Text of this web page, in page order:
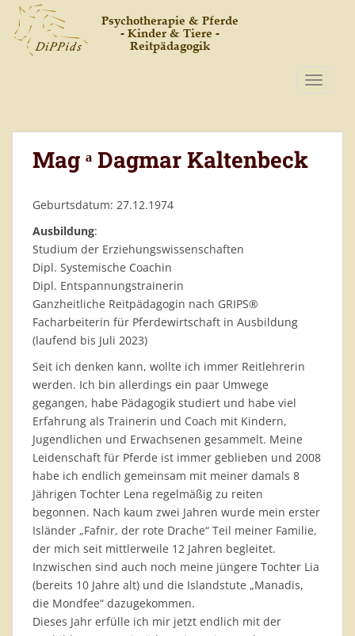
Mag ͣ Dagmar Kaltenbeck
Geburtsdatum: 27.12.1974
Ausbildung:
Studium der Erziehungswissenschaften
Dipl. Systemische Coachin
Dipl. Entspannungstrainerin
Ganzheitliche Reitpädagogin nach GRIPS®
Facharbeiterin für Pferdewirtschaft in Ausbildung
(laufend bis Juli 2023)
Seit ich denken kann, wollte ich immer Reitlehrerin
werden. Ich bin allerdings ein paar Umwege
gegangen, habe Pädagogik studiert und habe viel
Erfahrung als Trainerin und Coach mit Kindern,
Jugendlichen und Erwachsenen gesammelt. Meine
Leidenschaft für Pferde ist immer geblieben und 2008
habe ich endlich gemeinsam mit meiner damals 8
Jährigen Tochter Lena regelmäßig zu reiten
begonnen. Nach kaum zwei Jahren wurde mein erster
Isländer „Fafnir, der rote Drache“ Teil meiner Familie,
der mich seit mittlerweile 12 Jahren begleitet.
Inzwischen sind auch noch meine jüngere Tochter Lia
(bereits 10 Jahre alt) und die Islandstute „Manadis,
die Mondfee“ dazugekommen.
Dieses Jahr erfülle ich mir jetzt endlich mit der